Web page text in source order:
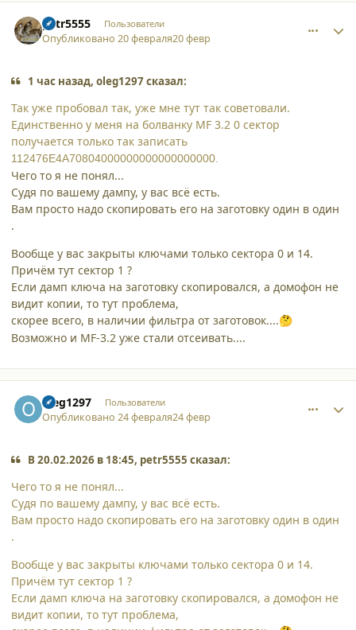
petr5555 Пользователи
Опубликовано20 февраля20 февр
1 час назад, oleg1297 сказал:
Так уже пробовал так, уже мне тут так советовали.
Единственно у меня на болванку MF 3.2 0 сектор
получается только так записать
112476E4A70804000000000000000000.
Чего то я не понял...
Судя по вашему дампу, у вас всё есть.
Вам просто надо скопировать его на заготовку один в один
.
Вообще у вас закрыты ключами только сектора 0 и 14.
Причём тут сектор 1 ?
Если дамп ключа на заготовку скопировался, а домофон не
видит копии, то тут проблема,
скорее всего, в наличии фильтра от заготовок....🤔
Возможно и MF-3.2 уже стали отсеивать....
oleg1297 Пользователи
Опубликовано24 февраля24 февр
В 20.02.2026 в 18:45, petr5555 сказал:
Чего то я не понял...
Судя по вашему дампу, у вас всё есть.
Вам просто надо скопировать его на заготовку один в один
.
Вообще у вас закрыты ключами только сектора 0 и 14.
Причём тут сектор 1 ?
Если дамп ключа на заготовку скопировался, а домофон не
видит копии, то тут проблема,